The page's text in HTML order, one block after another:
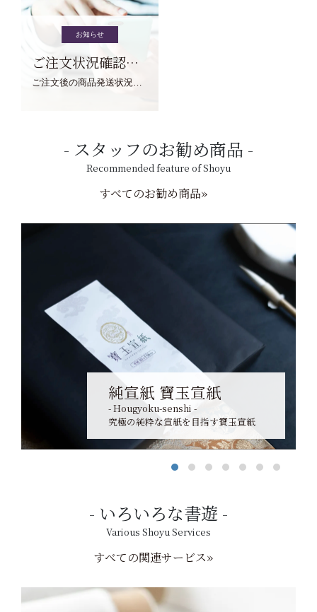
お知らせ
ご注文状況確認について
スタッフのお勧め商品
Recommended feature of Shoyu
すべてのお勧め商品»
純宣紙 寶玉宣紙
- Hougyoku-senshi -
究極の純粋な宣紙を目指す寶玉宣紙
いろいろな書遊
Various Shoyu Services
すべての関連サービス»